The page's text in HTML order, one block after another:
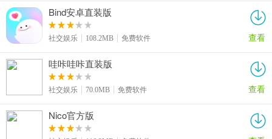
Bind安卓直装版
社交娱乐 108.2MB 免费软件 查看
哇咔哇咔直装版
社交娱乐 70.0MB 免费软件 查看
Nico官方版